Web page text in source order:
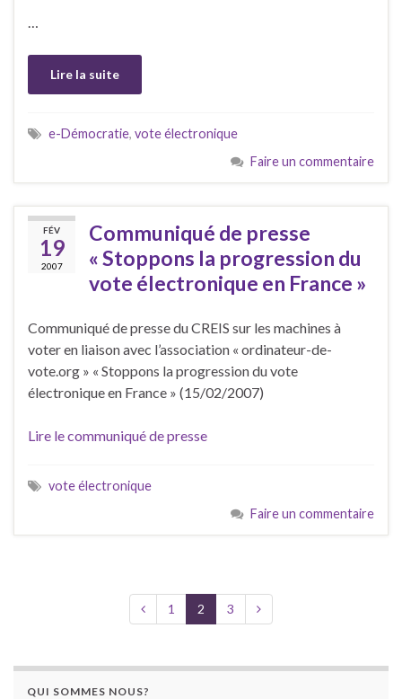
Lire la suite
e-Démocratie, vote électronique
Faire un commentaire
FÉV
19
2007
Communiqué de presse
« Stoppons la progression du
vote électronique en France »
Communiqué de presse du CREIS sur les machines à
voter en liaison avec l’association « ordinateur-de-
vote.org » « Stoppons la progression du vote
électronique en France » (15/02/2007)
Lire le communiqué de presse
vote électronique
Faire un commentaire
1 2 3
QUI SOMMES NOUS?